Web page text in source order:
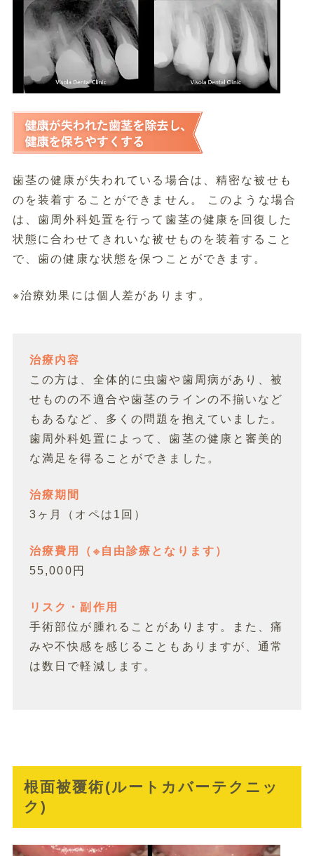
歯茎の健康が失われている場合は、精密な被せも
のを装着することができません。 このような場合
は、歯周外科処置を行って歯茎の健康を回復した
状態に合わせてきれいな被せものを装着すること
で、歯の健康な状態を保つことができます。
※治療効果には個人差があります。
治療内容
この方は、全体的に虫歯や歯周病があり、被
せものの不適合や歯茎のラインの不揃いなど
もあるなど、多くの問題を抱えていました。
歯周外科処置によって、歯茎の健康と審美的
な満足を得ることができました。
治療期間
3ヶ月（オペは1回）
治療費用（※自由診療となります）
55,000円
リスク・副作用
手術部位が腫れることがあります。また、痛
みや不快感を感じることもありますが、通常
は数日で軽減します。
根面被覆術(ルートカバーテクニッ
ク)